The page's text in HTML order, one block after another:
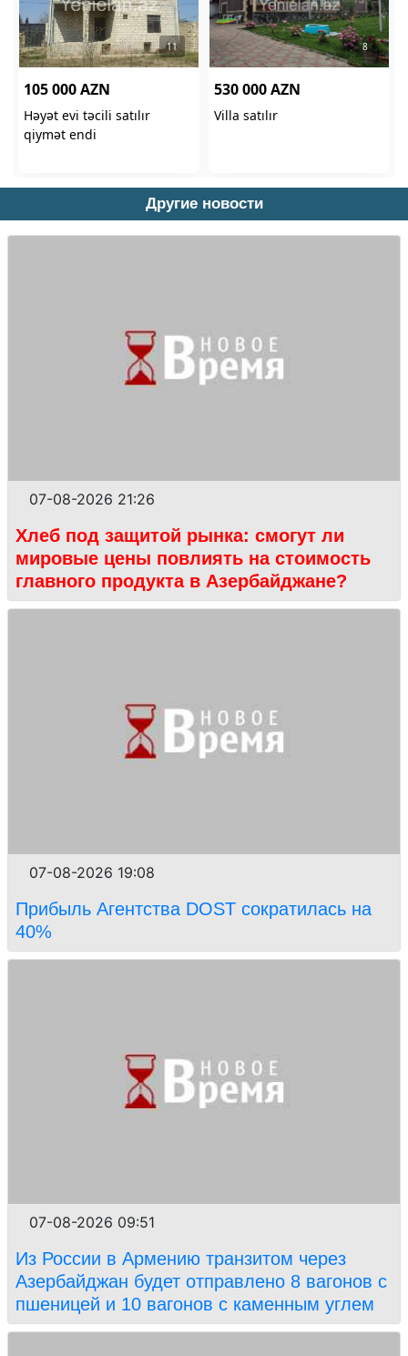
Другие новости
07-08-2026 21:26
Хлеб под защитой рынка: смогут ли
мировые цены повлиять на стоимость
главного продукта в Азербайджане?
07-08-2026 19:08
Прибыль Агентства DOST сократилась на
40%
07-08-2026 09:51
Из России в Армению транзитом через
Азербайджан будет отправлено 8 вагонов с
пшеницей и 10 вагонов с каменным углем